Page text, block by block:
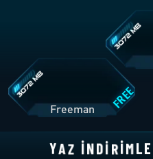
Freeman
YAZ İNDIRIML E